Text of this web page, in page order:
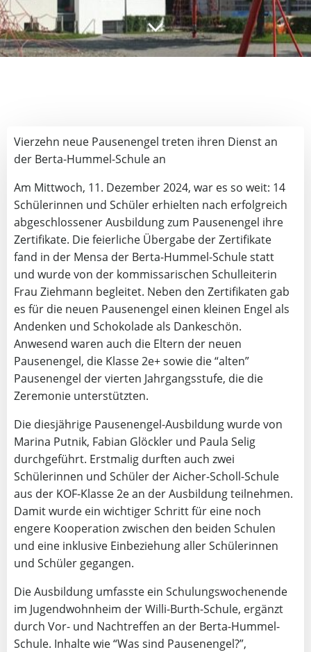
Vierzehn neue Pausenengel treten ihren Dienst an
der Berta-Hummel-Schule an
Am Mittwoch, 11. Dezember 2024, war es so weit: 14
Schülerinnen und Schüler erhielten nach erfolgreich
abgeschlossener Ausbildung zum Pausenengel ihre
Zertifikate. Die feierliche Übergabe der Zertifikate
fand in der Mensa der Berta-Hummel-Schule statt
und wurde von der kommissarischen Schulleiterin
Frau Ziehmann begleitet. Neben den Zertifikaten gab
es für die neuen Pausenengel einen kleinen Engel als
Andenken und Schokolade als Dankeschön.
Anwesend waren auch die Eltern der neuen
Pausenengel, die Klasse 2e+ sowie die “alten”
Pausenengel der vierten Jahrgangsstufe, die die
Zeremonie unterstützten.
Die diesjährige Pausenengel-Ausbildung wurde von
Marina Putnik, Fabian Glöckler und Paula Selig
durchgeführt. Erstmalig durften auch zwei
Schülerinnen und Schüler der Aicher-Scholl-Schule
aus der KOF-Klasse 2e an der Ausbildung teilnehmen.
Damit wurde ein wichtiger Schritt für eine noch
engere Kooperation zwischen den beiden Schulen
und eine inklusive Einbeziehung aller Schülerinnen
und Schüler gegangen.
Die Ausbildung umfasste ein Schulungswochenende
im Jugendwohnheim der Willi-Burth-Schule, ergänzt
durch Vor- und Nachtreffen an der Berta-Hummel-
Schule. Inhalte wie “Was sind Pausenengel?”,